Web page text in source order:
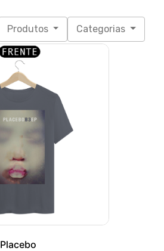
Produtos Categorias
Placebo